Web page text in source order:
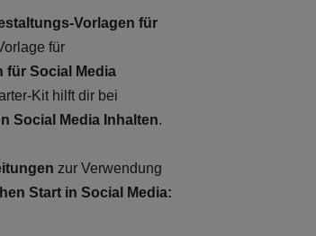
Vorlagen für
für
für Social Media
Kit hilft dir bei
Social Media Inhalten.
zur Verwendung
Start in Social Media: